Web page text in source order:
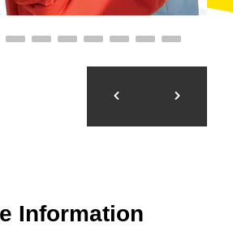
Information